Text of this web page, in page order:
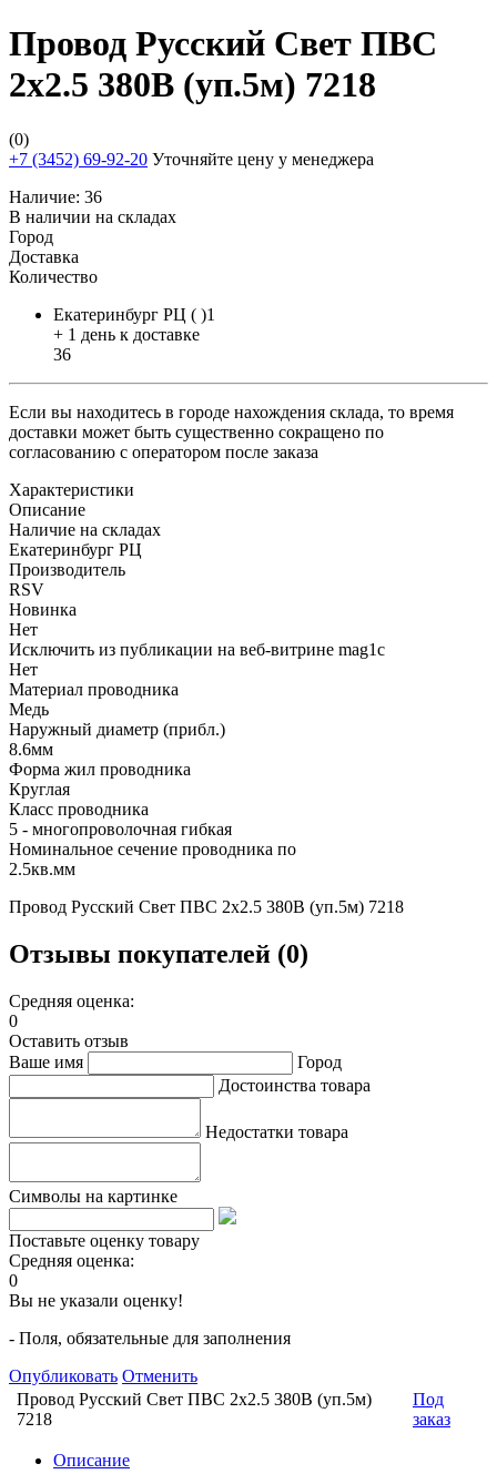
Провод Русский Свет ПВС
2х2.5 380В (уп.5м) 7218
(0)
+7 (3452) 69-92-20 Уточняйте цену у менеджера
Наличие: 36
В наличии на складах
Город
Доставка
Количество
Екатеринбург РЦ ( )1
+ 1 день к доставке
36
Если вы находитесь в городе нахождения склада, то время
доставки может быть существенно сокращено по
согласованию с оператором после заказа
Характеристики
Описание
Наличие на складах
Екатеринбург РЦ
Производитель
RSV
Новинка
Нет
Исключить из публикации на веб-витрине mag1c
Нет
Материал проводника
Медь
Наружный диаметр (прибл.)
8.6мм
Форма жил проводника
Круглая
Класс проводника
5 - многопроволочная гибкая
Номинальное сечение проводника по
2.5кв.мм
Провод Русский Свет ПВС 2х2.5 380В (уп.5м) 7218
Отзывы покупателей (0)
Средняя оценка:
0
Оставить отзыв
Ваше имя
Город
Достоинства товара
Недостатки товара
Символы на картинке
Поставьте оценку товару
Средняя оценка:
0
Вы не указали оценку!
- Поля, обязательные для заполнения
Опубликовать Отменить
Провод Русский Свет ПВС 2х2.5 380В (уп.5м)
7218
Под
заказ
Описание